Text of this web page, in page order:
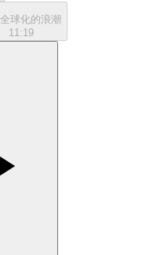
全球化的浪潮
11:19